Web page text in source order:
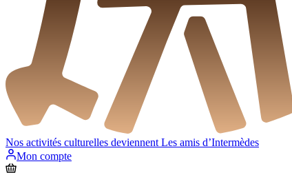
Nos activités culturelles deviennent Les amis d’Intermèdes
Mon compte